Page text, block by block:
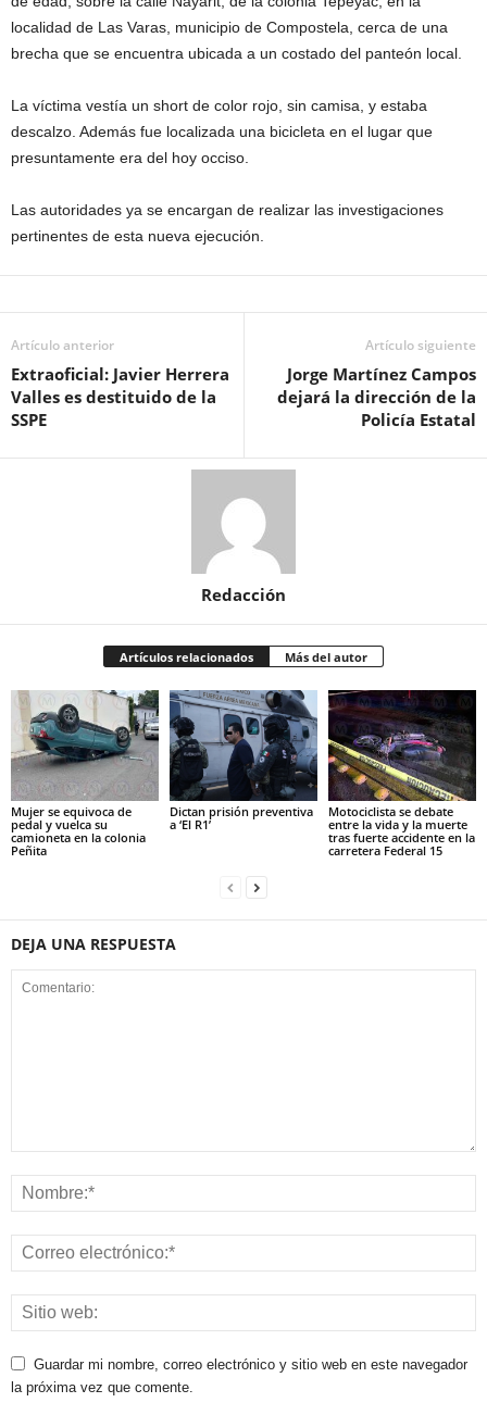
localidad de Las Varas, municipio de Compostela, cerca de una
brecha que se encuentra ubicada a un costado del panteón local.
La víctima vestía un short de color rojo, sin camisa, y estaba
descalzo. Además fue localizada una bicicleta en el lugar que
presuntamente era del hoy occiso.
Las autoridades ya se encargan de realizar las investigaciones
pertinentes de esta nueva ejecución.
Artículo anterior
Extraoficial: Javier Herrera
Valles es destituido de la
SSPE
Artículo siguiente
Jorge Martínez Campos
dejará la dirección de la
Policía Estatal
Redacción
Artículos relacionados Más del autor
Mujer se equivoca de
pedal y vuelca su
camioneta en la colonia
Peñita
Dictan prisión preventiva
a ‘El R1’
Motociclista se debate
entre la vida y la muerte
tras fuerte accidente en la
carretera Federal 15
DEJA UNA RESPUESTA
Guardar mi nombre, correo electrónico y sitio web en este navegador
la próxima vez que comente.